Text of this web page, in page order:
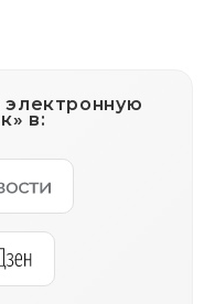
в: